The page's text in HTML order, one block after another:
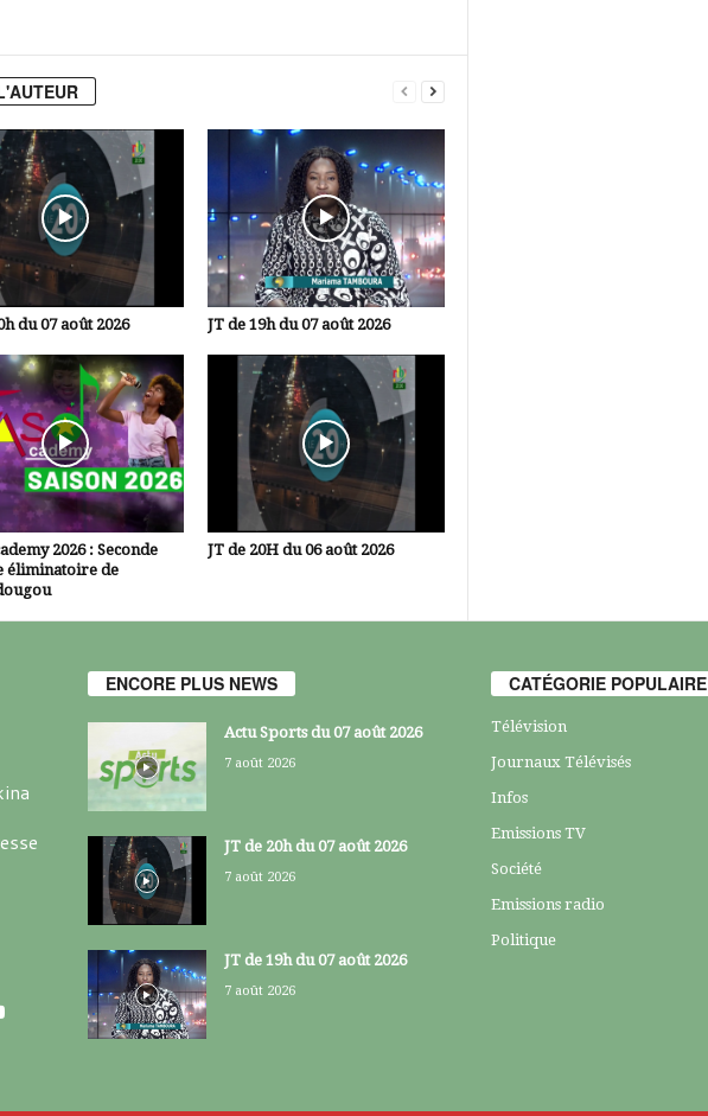
du 07 août 2026 JT de 19h du 07 août 2026
2026 : Seconde
éliminatoire de
JT de 20H du 06 août 2026
ENCORE PLUS NEWS
Actu Sports du 07 août 2026
7 août 2026
JT de 20h du 07 août 2026
7 août 2026
JT de 19h du 07 août 2026
7 août 2026
CATÉGORIE POPULAIRE
Télévision
Journaux Télévisés
Infos
Emissions TV
Société
Emissions radio
Politique